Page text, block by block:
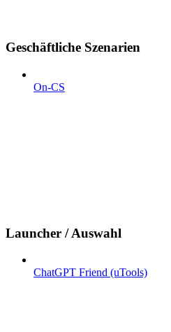
Geschäftliche Szenarien
On-CS
Launcher / Auswahl
ChatGPT Friend (uTools)